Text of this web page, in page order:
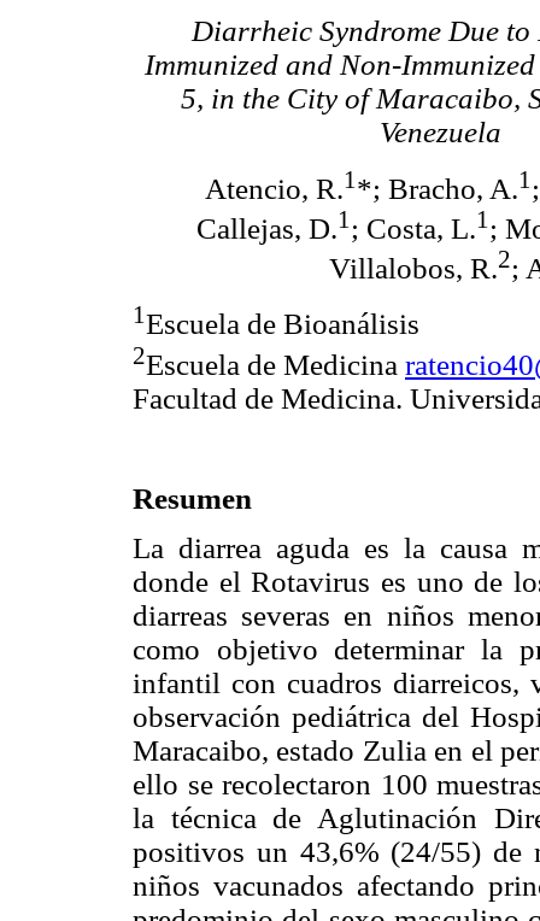
Diarrheic Syndrome Due
Immunized and Non-
5, in the City of Maracaibo,
Venezuela
Atencio, R.1 *; Bracho, A.1
Callejas, D.1 ; Costa, L.1 ;
Villalobos, R.2;
1Escuela de Bioanálisis
2Escuela de Medicina
Facultad de Medicina.
Resumen
La diarrea aguda es la causa
donde el Rotavirus es uno de
diarreas severas en niños
como objetivo determinar la
infantil con cuadros diarreicos,
observación pediátrica del
Maracaibo, estado Zulia en el
ello se recolectaron 100
la técnica de Aglutinación
positivos un 43,6% (24/55) de
niños vacunados afectando